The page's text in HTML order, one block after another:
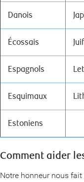
Danois
Écossais
Espagnols
Esquimaux
Estoniens
Comment aider
Notre honneur nous fait